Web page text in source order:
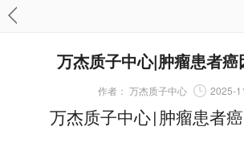
万杰质子中心|肿瘤患者癌
作者： 万杰质子中心 2025-
万杰质子中心| 肿瘤患者